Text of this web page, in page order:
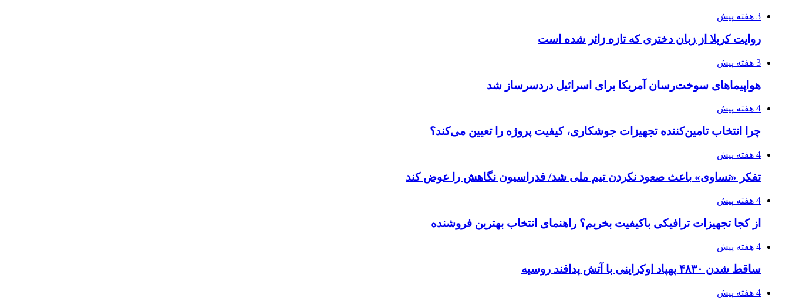
3 هفته پیش
روایت کربلا از زبان دختری که تازه زائر شده است
3 هفته پیش
هواپیماهای سوخت‌رسان آمریکا برای اسرائیل دردسرساز شد
4 هفته پیش
چرا انتخاب تامین‌کننده تجهیزات جوشکاری، کیفیت پروژه را تعیین می‌کند؟
4 هفته پیش
تفکر «تساوی» باعث صعود نکردن تیم ملی شد/ فدراسیون نگاهش را عوض کند
4 هفته پیش
از کجا تجهیزات ترافیکی باکیفیت بخریم؟ راهنمای انتخاب بهترین فروشنده
4 هفته پیش
ساقط شدن ۴۸۳۰ پهپاد اوکراینی با آتش پدافند روسیه
4 هفته پیش